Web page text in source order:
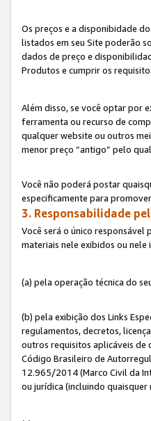
Os preços e a disponibidade
listados em seu Site poderão
dados de preço e
Produtos e cumprir os
Além disso, se você optar por
ferramenta ou recurso de
qualquer website ou outros
menor preço “antigo” pelo
Você não poderá postar
especificamente para promover
3. Responsabilidade
Você será o único responsável
materiais nele exibidos ou nele
(a) pela operação técnica do
(b) pela exibição dos Links
regulamentos, decretos,
outros requisitos aplicáveis de
Código Brasileiro de
12.965/2014 (Marco Civil da
ou jurídica (incluindo